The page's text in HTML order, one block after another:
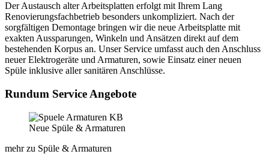
Der Austausch alter Arbeitsplatten erfolgt mit Ihrem Lang
Renovierungsfachbetrieb besonders unkompliziert. Nach der
sorgfältigen Demontage bringen wir die neue Arbeitsplatte mit
exakten Aussparungen, Winkeln und Ansätzen direkt auf dem
bestehenden Korpus an. Unser Service umfasst auch den Anschluss
neuer Elektrogeräte und Armaturen, sowie Einsatz einer neuen
Spüle inklusive aller sanitären Anschlüsse.
Rundum Service Angebote
Neue Spüle & Armaturen
mehr zu Spüle & Armaturen